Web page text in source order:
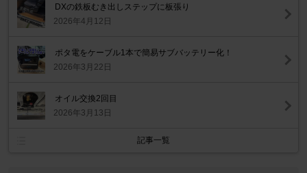
DXの鉄板むき出しステップに板張り
2026年4月12日
ポタ電をケーブル1本で簡易サブバッテリー化！
2026年3月22日
オイル交換2回目
2026年3月13日
記事一覧